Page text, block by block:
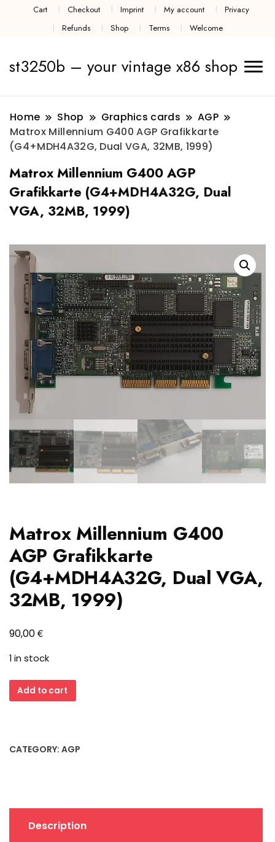
Cart Checkout Imprint My account
Privacy
Refunds
Shop Terms Welcome
st3250b – your vintage x86 shop
Home Shop Graphics cards
AGP
Matrox Millennium G400 AGP Grafikkarte
(G4+MDH4A32G, Dual VGA, 32MB, 1999)
Matrox Millennium G400 AGP
Grafikkarte (G4+MDH4A32G, Dual
VGA, 32MB, 1999)
Matrox Millennium G400
AGP Grafikkarte
(G4+MDH4A32G, Dual VGA,
32MB, 1999)
90,00€
1 in stock
Matrox
Millennium
Grafikkarte
1999)
quantity
Add to cart
CATEGORY: AGP
Description